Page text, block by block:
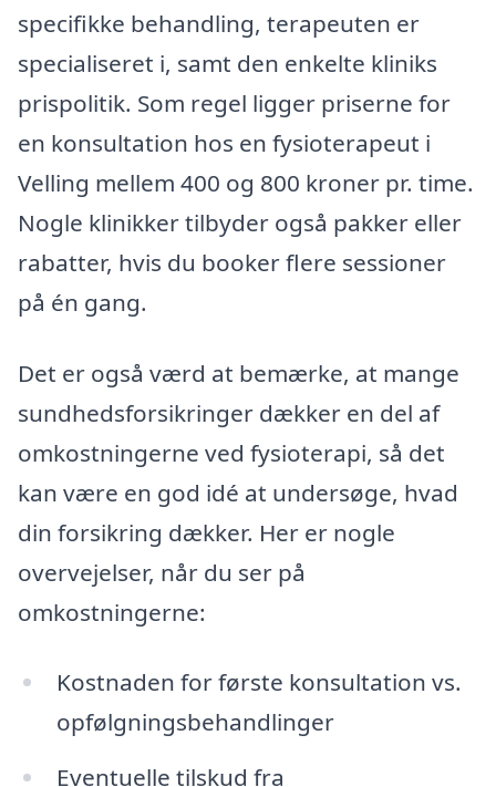
specifikke behandling, terapeuten er
specialiseret i, samt den enkelte kliniks
prispolitik. Som regel ligger priserne for
en konsultation hos en fysioterapeut i
Velling mellem 400 og 800 kroner pr. time.
Nogle klinikker tilbyder også pakker eller
rabatter, hvis du booker flere sessioner
på én gang.
Det er også værd at bemærke, at mange
sundhedsforsikringer dækker en del af
omkostningerne ved fysioterapi, så det
kan være en god idé at undersøge, hvad
din forsikring dækker. Her er nogle
overvejelser, når du ser på
omkostningerne:
Kostnaden for første konsultation vs.
opfølgningsbehandlinger
Eventuelle tilskud fra